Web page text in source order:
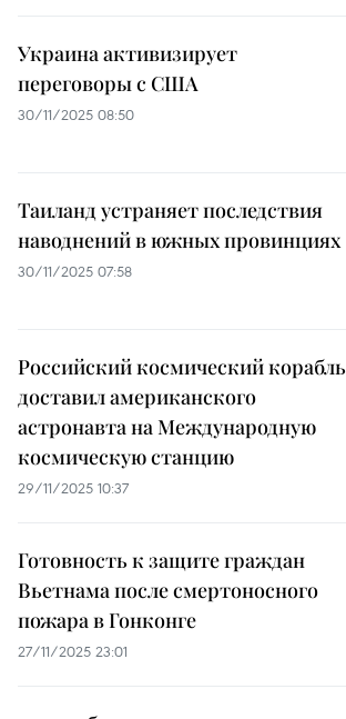
Украина активизирует
переговоры с США
30/11/2025 08:50
Таиланд устраняет последствия
наводнений в южных провинциях
30/11/2025 07:58
Российский космический корабль
доставил американского
астронавта на Международную
космическую станцию
29/11/2025 10:37
Готовность к защите граждан
Вьетнама после смертоносного
пожара в Гонконге
27/11/2025 23:01